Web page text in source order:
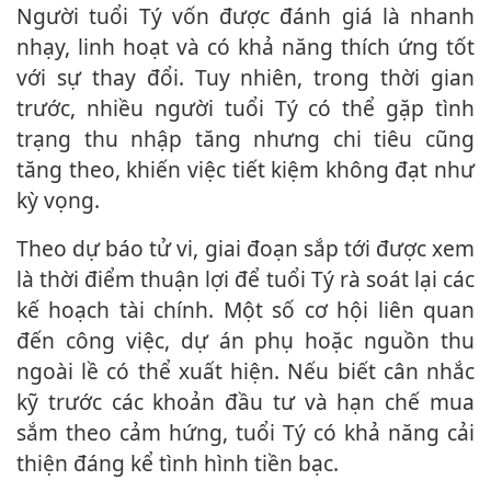
Người tuổi Tý vốn được đánh giá là nhanh
nhạy, linh hoạt và có khả năng thích ứng tốt
với sự thay đổi. Tuy nhiên, trong thời gian
trước, nhiều người tuổi Tý có thể gặp tình
trạng thu nhập tăng nhưng chi tiêu cũng
tăng theo, khiến việc tiết kiệm không đạt như
kỳ vọng.
Theo dự báo tử vi, giai đoạn sắp tới được xem
là thời điểm thuận lợi để tuổi Tý rà soát lại các
kế hoạch tài chính. Một số cơ hội liên quan
đến công việc, dự án phụ hoặc nguồn thu
ngoài lề có thể xuất hiện. Nếu biết cân nhắc
kỹ trước các khoản đầu tư và hạn chế mua
sắm theo cảm hứng, tuổi Tý có khả năng cải
thiện đáng kể tình hình tiền bạc.